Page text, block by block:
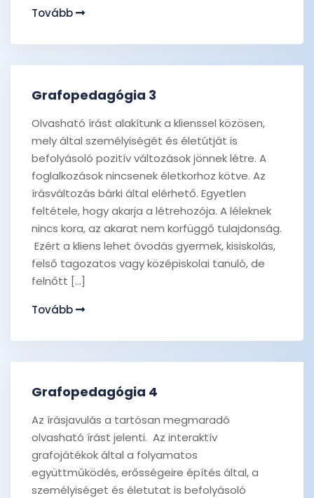
Tovább
Grafopedagógia 3
Olvasható írást alakítunk a klienssel közösen,
mely által személyiségét és életútját is
befolyásoló pozitív változások jönnek létre. A
foglalkozások nincsenek életkorhoz kötve. Az
írásváltozás bárki által elérhető. Egyetlen
feltétele, hogy akarja a létrehozója. A léleknek
nincs kora, az akarat nem korfüggő tulajdonság.
Ezért a kliens lehet óvodás gyermek, kisiskolás,
felső tagozatos vagy középiskolai tanuló, de
felnőtt […]
Tovább
Grafopedagógia 4
Az írásjavulás a tartósan megmaradó
olvasható írást jelenti. Az interaktív
grafojátékok által a folyamatos
együttműködés, erősségeire építés által, a
személyiséget és életutat is befolyásoló